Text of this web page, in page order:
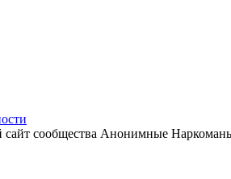
сообщества Анонимные